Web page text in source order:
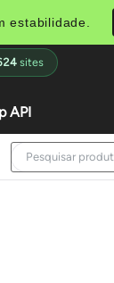
estabilidade.
API
sites